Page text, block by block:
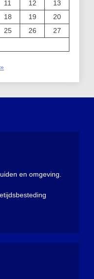
11 12
13
18 19
20
25 26
27
en omgeving.